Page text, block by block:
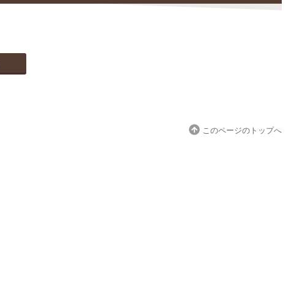
このページのトップへ